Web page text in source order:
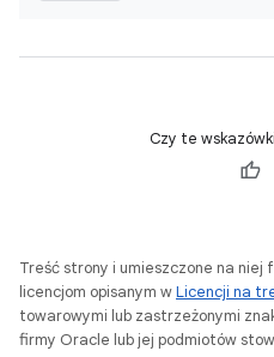
Czy te
Treść strony i umieszczone na
licencjom opisanym wLicencji na
towarowymi lub zastrzeżonymi
firmy Oracle lub jej podmiotów